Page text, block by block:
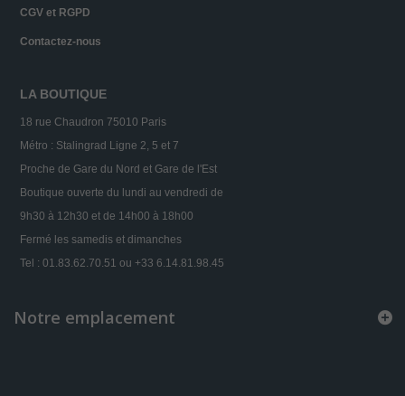
CGV et RGPD
Contactez-nous
LA BOUTIQUE
18 rue Chaudron 75010 Paris
Métro : Stalingrad Ligne 2, 5 et 7
Proche de Gare du Nord et Gare de l'Est
Boutique ouverte du lundi au vendredi de
9h30 à 12h30 et de 14h00 à 18h00
Fermé les samedis et dimanches
Tel : 01.83.62.70.51 ou +33 6.14.81.98.45
Notre emplacement